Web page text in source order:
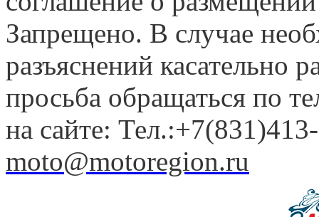
Запрещено. В случае
разъяснений
просьба обращаться по
на сайте:
moto@motoregion.ru